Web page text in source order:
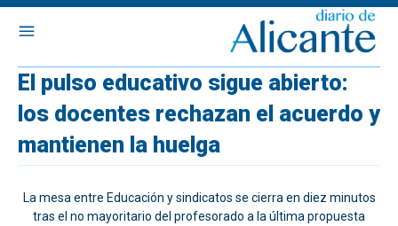
El pulso educativo sigue abierto:
los docentes rechazan el acuerdo y
mantienen la huelga
La mesa entre Educación y sindicatos se cierra en diez minutos
tras el no mayoritario del profesorado a la última propuesta